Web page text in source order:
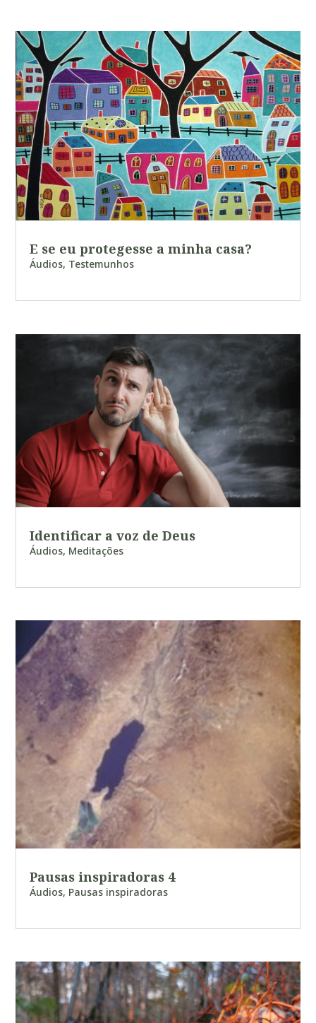
E se eu protegesse a minha casa?
Áudios, Testemunhos
Identificar a voz de Deus
Áudios, Meditações
Pausas inspiradoras 4
Áudios, Pausas inspiradoras